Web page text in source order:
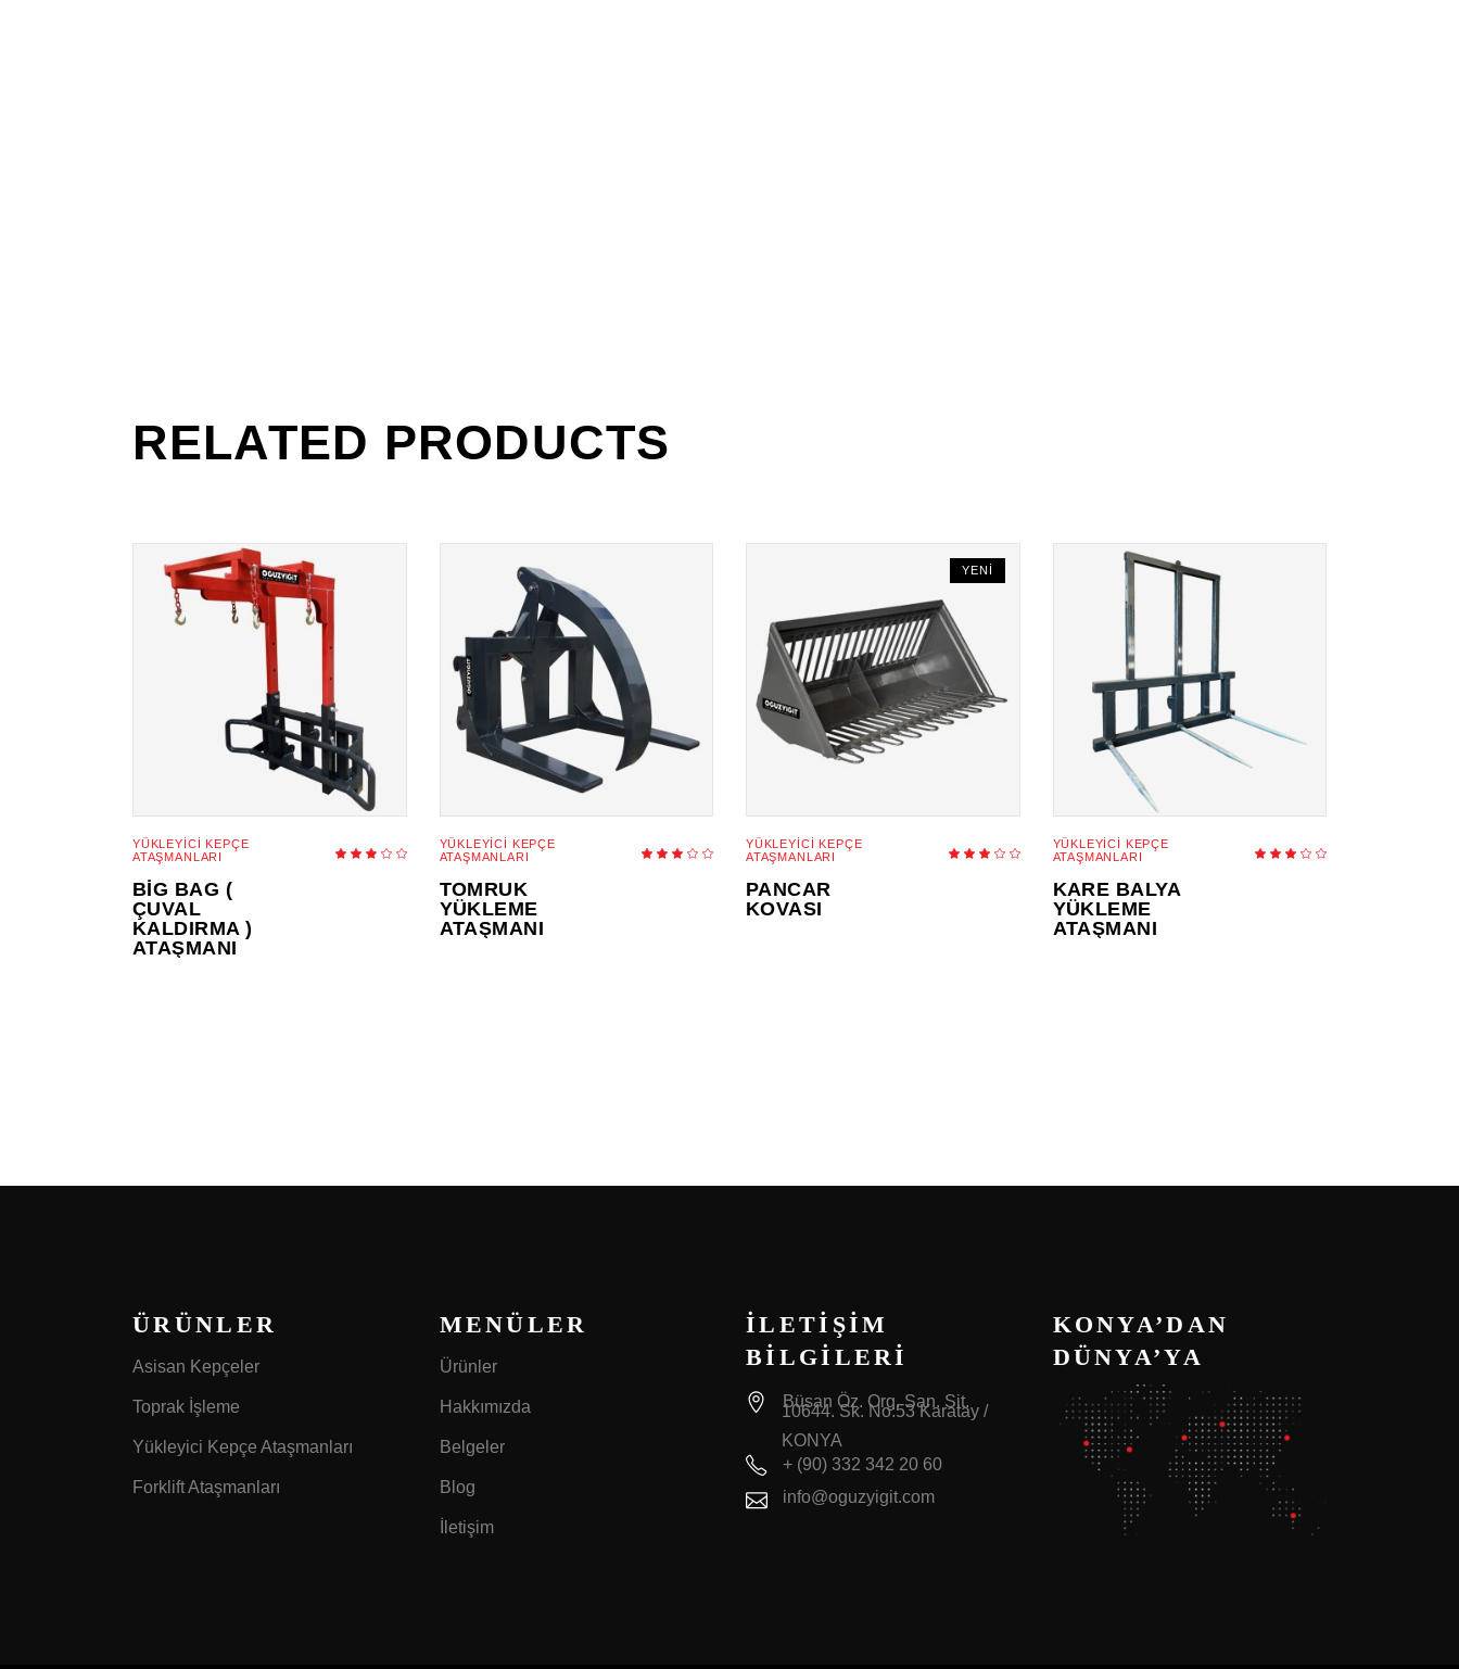
RELATED PRODUCTS
READ
MORE
YÜKLEYICI KEPÇE
ATAŞMANLARI
Rated
BIG BAG (
ÇUVAL
KALDIRMA )
ATAŞMANI
READ
YÜKLEYICI KEPÇE
ATAŞMANLARI
Rated
TOMRUK
YÜKLEME
ATAŞMANI
YENI
READ
MORE
YÜKLEYICI KEPÇE
ATAŞMANLARI
Rated
PANCAR
KOVASI
READ
MORE
YÜKLEYICI KEPÇE
ATAŞMANLARI
KARE BALYA
YÜKLEME
ATAŞMANI
ÜRÜNLER
Asisan Kepçeler
Toprak İşleme
Yükleyici Kepçe Ataşmanları
Forklift Ataşmanları
MENÜLER
Ürünler
Hakkımızda
Belgeler
Blog
İletişim
İLETİŞİM
BİLGİLERİ
Büsan Öz. Org. San. Sit.
10644. Sk. No:53 Karatay /
KONYA
+ (90) 332 342 20 60
info@oguzyigit.com
KONYA’DAN
DÜNYA’YA